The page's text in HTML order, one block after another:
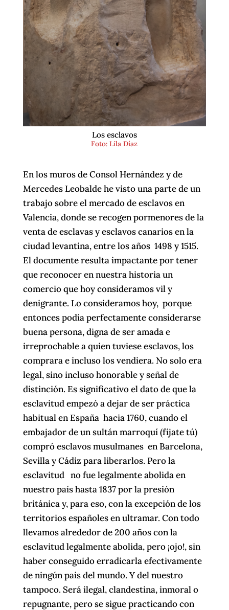
Los esclavos
Foto: Lila Díaz
En los muros de Consol Hernández y de
Mercedes Leobalde he visto una parte de un
trabajo sobre el mercado de esclavos en
Valencia, donde se recogen pormenores de la
venta de esclavas y esclavos canarios en la
ciudad levantina, entre los años 1498 y 1515.
El documente resulta impactante por tener
que reconocer en nuestra historia un
comercio que hoy consideramos vil y
denigrante. Lo consideramos hoy, porque
entonces podía perfectamente considerarse
buena persona, digna de ser amada e
irreprochable a quien tuviese esclavos, los
comprara e incluso los vendiera. No solo era
legal, sino incluso honorable y señal de
distinción. Es significativo el dato de que la
esclavitud empezó a dejar de ser práctica
habitual en España hacia 1760, cuando el
embajador de un sultán marroquí (fíjate tú)
compró esclavos musulmanes en Barcelona,
Sevilla y Cádiz para liberarlos. Pero la
esclavitud no fue legalmente abolida en
nuestro país hasta 1837 por la presión
británica y, para eso, con la excepción de los
territorios españoles en ultramar. Con todo
llevamos alrededor de 200 años con la
esclavitud legalmente abolida, pero ¡ojo!, sin
haber conseguido erradicarla efectivamente
de ningún país del mundo. Y del nuestro
tampoco. Será ilegal, clandestina, inmoral o
repugnante, pero se sigue practicando con